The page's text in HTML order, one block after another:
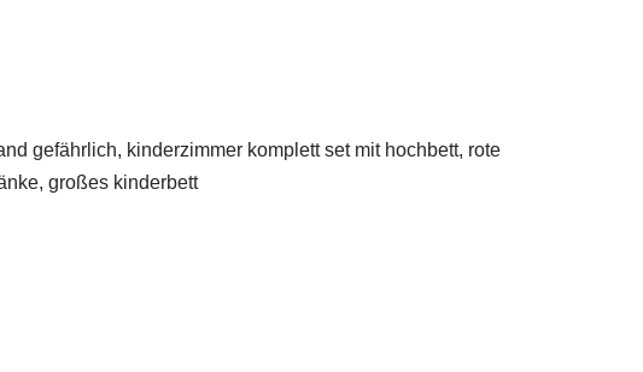
gefährlich, kinderzimmer komplett set mit hochbett, rote
großes kinderbett